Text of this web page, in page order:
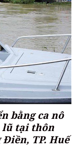
bằng ca nô
lũ tại thôn
TP. Huế